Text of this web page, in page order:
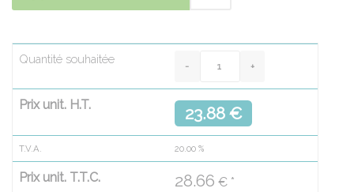
Quantité souhaitée
Prix unit. H.T. 23.88 €
T.V.A. 20.00 %
Prix unit. T.T.C. 28.66 € *